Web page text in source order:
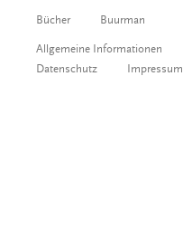
Bücher Buurman
Allgemeine Informationen
Datenschutz
Impressum